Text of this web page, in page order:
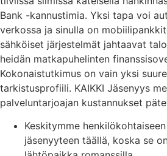
Bank -kannustimia. Yksi tapa voi
verkossa ja sinulla on
sähköiset järjestelmät jahtaavat
heidän matkapuhelinten
Kokonaistutkimus on vain yksi
tarkistusprofiili. KAIKKI Jäsenyys
palveluntarjoajan kustannukset
Keskitymme
jäsenyyteen täällä, koska se